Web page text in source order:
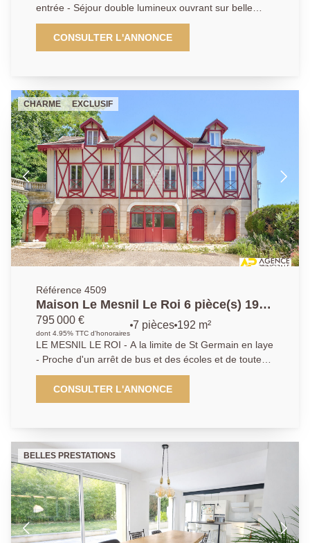
entrée - Séjour double lumineux ouvrant sur belle
terrasse - Cuisine indépendante - Cellier - 5 chambres
(possibilité 6 ) - Bureau - Dressing - Salle de bains -
Salle d'eau - Atelier - Cave - Garage double - Edifiée
CONSULTER L'ANNONCE
CHARME EXCLUSIF
Référence 4509
Maison Le Mesnil Le Roi 6 pièce(s) 192
m2
795 000 €
dont 4.95% TTC d'honoraires
7 pièces 192 m²
LE MESNIL LE ROI - A la limite de St Germain en laye
- Proche d'un arrêt de bus et des écoles et de toutes
les commodités, cette demeure de caractère vous
propose : Une belle entrée - Cuisine ouverte - Salon -
Salle à manger donnant sur une très belle terrasse - 3
extérieur - Un charme fou pour ce bien unique et très
lumineux AP : 01 39 62 04 04
CONSULTER L'ANNONCE
BELLES PRESTATIONS